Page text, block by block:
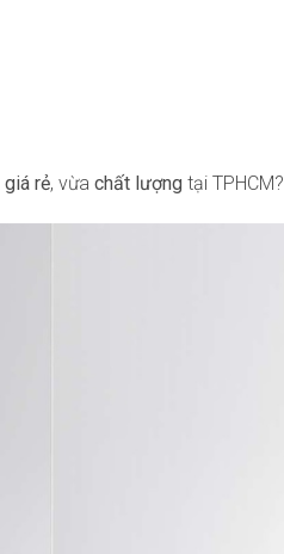
giá rẻ, vừa chất lượng tại